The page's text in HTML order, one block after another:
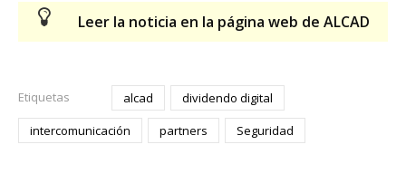
Leer la noticia en la página web de ALCAD
Etiquetas alcad
dividendo digital
intercomunicación
partners Seguridad